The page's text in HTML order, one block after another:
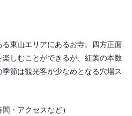
東山エリアにあるお寺。四方正面
しむことができるが、紅葉の本数
節は観光客が少なめとなる穴場ス
・アクセスなど）